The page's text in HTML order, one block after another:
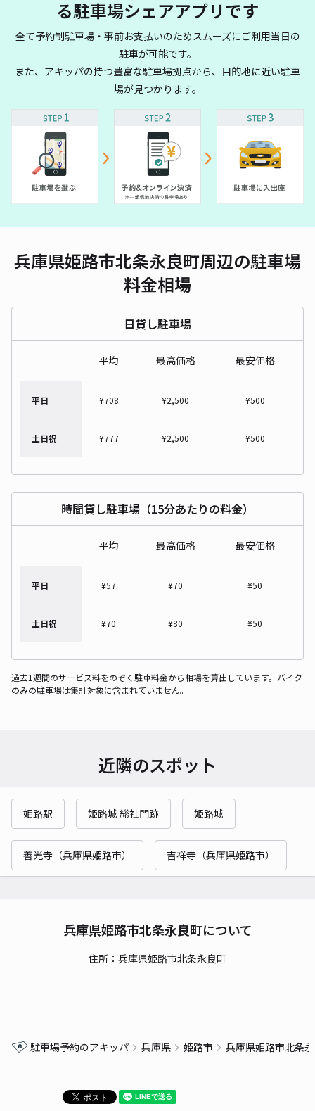
る駐車場シェアアプリです
全て予約制駐車場・事前お支払いのためスムーズにご利用当日の
駐車が可能です。
また、アキッパの持つ豊富な駐車場拠点から、目的地に近い駐車
場が見つかります。
兵庫県姫路市北条永良町周辺の駐車場
料金相場
日貸し駐車場
平均 最高価格 最安価格
平日 ¥708 ¥2,500 ¥500
土日祝 ¥777 ¥2,500 ¥500
時間貸し駐車場（15分あたりの料金）
平均 最高価格 最安価格
平日 ¥57 ¥70 ¥50
土日祝 ¥70 ¥80 ¥50
過去1週間のサービス料をのぞく駐車料金から相場を算出しています。バイク
のみの駐車場は集計対象に含まれていません。
近隣のスポット
姫路駅 姫路城 総社門跡 姫路城
善光寺（兵庫県姫路市） 吉祥寺（兵庫県姫路市）
兵庫県姫路市北条永良町について
住所：兵庫県姫路市北条永良町
駐車場予約のアキッパ 兵庫県 姫路市 兵庫県姫路市北条